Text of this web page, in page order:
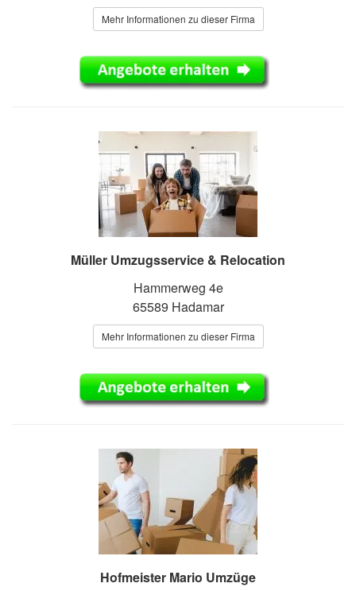
Mehr Informationen zu dieser Firma
Müller Umzugsservice & Relocation
Hammerweg 4e
65589 Hadamar
Mehr Informationen zu dieser Firma
Hofmeister Mario Umzüge